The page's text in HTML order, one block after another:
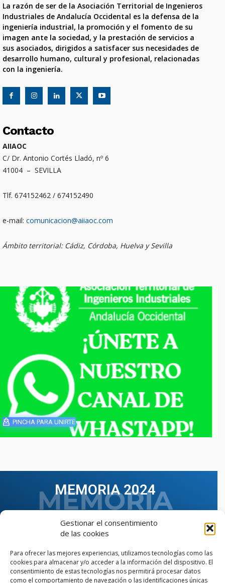
Gestionar el consentimiento
de las cookies
Para ofrecer las mejores experiencias, utilizamos tecnologías como las
cookies para almacenar y/o acceder a la información del dispositivo. El
consentimiento de estas tecnologías nos permitirá procesar datos
como el comportamiento de navegación o las identificaciones únicas
La razón de ser de la Asociación Territorial de Ingenieros
Industriales de Andalucía Occidental es la defensa de la
ingeniería industrial, la promoción y el fomento de su
imagen ante la sociedad, y la prestación de servicios a
sus asociados, dirigidos a satisfacer sus necesidades de
desarrollo humano, cultural y profesional, relacionadas
con la ingeniería.
Contacto
AIIAOC
C/ Dr. Antonio Cortés Lladó, nº 6
41004 – SEVILLA
Tlf. 674152462 / 674152490
e-mail: comunicacion@aiiaoc.com
Ámbito territorial: Cádiz, Córdoba, Huelva y Sevilla
PINCHA PARA UNIRTE
MEMORIA 2024